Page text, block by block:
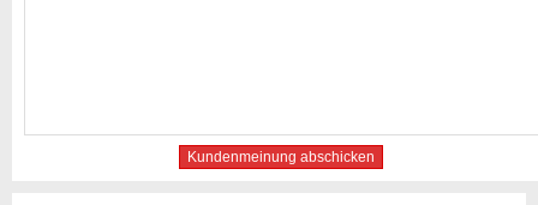
Kundenmeinung abschicken